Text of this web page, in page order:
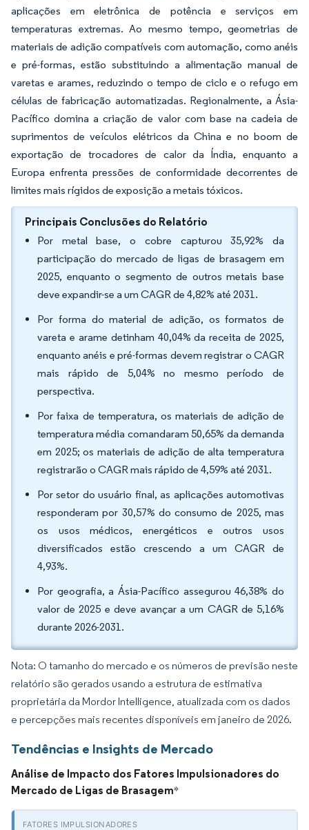
aplicações em eletrônica de potência e serviços em
temperaturas extremas. Ao mesmo tempo, geometrias de
materiais de adição compatíveis com automação, como anéis
e pré-formas, estão substituindo a alimentação manual de
varetas e arames, reduzindo o tempo de ciclo e o refugo em
células de fabricação automatizadas. Regionalmente, a Ásia-
Pacífico domina a criação de valor com base na cadeia de
suprimentos de veículos elétricos da China e no boom de
exportação de trocadores de calor da Índia, enquanto a
Europa enfrenta pressões de conformidade decorrentes de
limites mais rígidos de exposição a metais tóxicos.
Principais Conclusões do Relatório
Por metal base, o cobre capturou 35,92% da
participação do mercado de ligas de brasagem em
2025, enquanto o segmento de outros metais base
deve expandir-se a um CAGR de 4,82% até 2031.
Por forma do material de adição, os formatos de
vareta e arame detinham 40,04% da receita de 2025,
enquanto anéis e pré-formas devem registrar o CAGR
mais rápido de 5,04% no mesmo período de
perspectiva.
Por faixa de temperatura, os materiais de adição de
temperatura média comandaram 50,65% da demanda
em 2025; os materiais de adição de alta temperatura
registrarão o CAGR mais rápido de 4,59% até 2031.
Por setor do usuário final, as aplicações automotivas
responderam por 30,57% do consumo de 2025, mas
os usos médicos, energéticos e outros usos
diversificados estão crescendo a um CAGR de
4,93%.
Por geografia, a Ásia-Pacífico assegurou 46,38% do
valor de 2025 e deve avançar a um CAGR de 5,16%
durante 2026-2031.
Nota: O tamanho do mercado e os números de previsão neste
relatório são gerados usando a estrutura de estimativa
proprietária da Mordor Intelligence, atualizada com os dados
e percepções mais recentes disponíveis em janeiro de 2026.
Tendências e Insights de Mercado
Análise de Impacto dos Fatores Impulsionadores do
Mercado de Ligas de Brasagem*